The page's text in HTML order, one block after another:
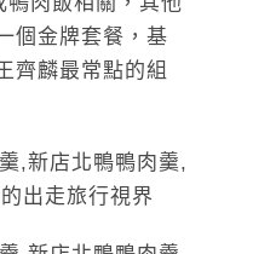
個金牌套餐，基
齊麟最常點的組